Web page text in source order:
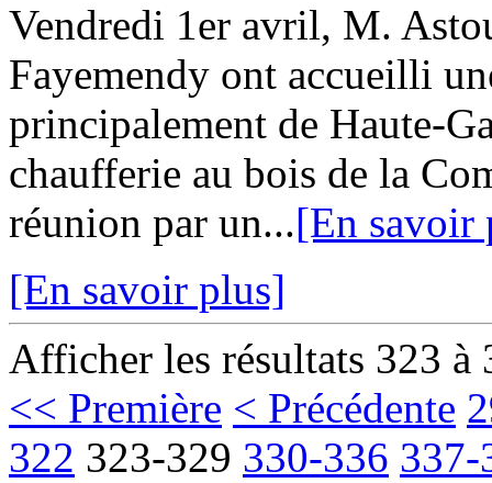
Vendredi 1er avril, M.
Fayemendy ont accueilli
principalement de Haute-
chaufferie au bois de la
réunion par un...[En savoir
[En savoir plus]
Afficher les résultats 323 à
<< Première < Précédente
322 323-329 330-336 337-